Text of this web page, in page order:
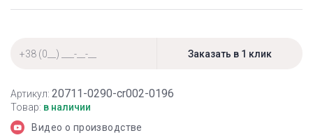
Артикул: 20711-0290-cr002-0196
Товар: в наличии
Видео о производстве